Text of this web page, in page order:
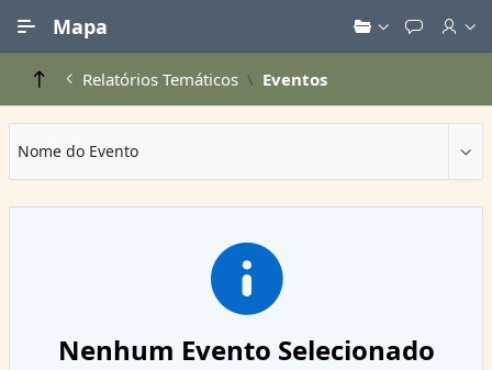
Mapa
Relatórios Temáticos Eventos
Nome do Evento
Nenhum Evento Selecionado